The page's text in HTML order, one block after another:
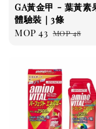
GA黃金甲 - 葉黃素
體驗裝｜3條
Sale
MOP 43 Regular
MOP 48